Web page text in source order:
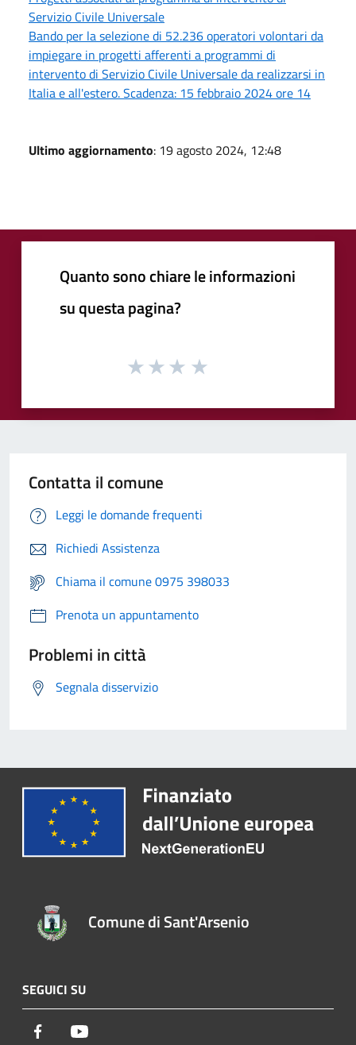
Servizio Civile Universale
Bando per la selezione di 52.236 operatori volontari da
impiegare in progetti afferenti a programmi di
intervento di Servizio Civile Universale da realizzarsi in
Italia e all'estero. Scadenza: 15 febbraio 2024 ore 14
Ultimo aggiornamento: 19 agosto 2024, 12:48
Quanto sono chiare le informazioni
su questa pagina?
Contatta il comune
Leggi le domande frequenti
Richiedi Assistenza
Chiama il comune 0975 398033
Prenota un appuntamento
Problemi in città
Segnala disservizio
Comune di Sant'Arsenio
SEGUICI SU
Facebook